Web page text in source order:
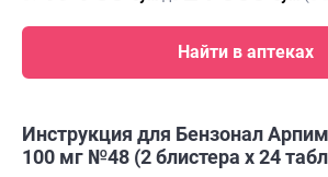
Найти в аптеках
Инструкция для Бензонал
100 мг №48 (2 блистера х 24